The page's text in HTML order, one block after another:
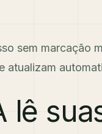
sem marcação
atualizam
lê